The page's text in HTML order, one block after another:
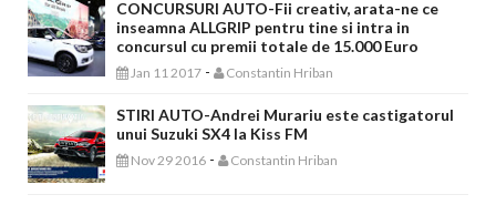
CONCURSURI AUTO-Fii creativ, arata-ne ce
inseamna ALLGRIP pentru tine si intra in
concursul cu premii totale de 15.000 Euro
Jan 11 2017 - Constantin Hriban
STIRI AUTO-Andrei Murariu este castigatorul
unui Suzuki SX4 la Kiss FM
Nov 29 2016 - Constantin Hriban